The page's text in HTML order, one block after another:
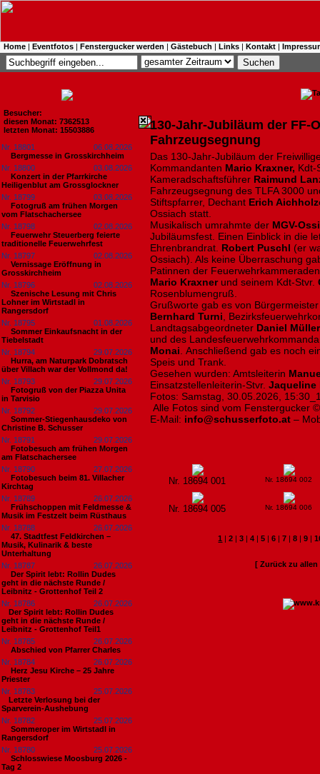
Home | Eventfotos | Fenstergucker werden | Gästebuch | Links | Kontakt |
Besucher:
diesen Monat: 7362513
letzten Monat: 15503886
Nr. 18801
06.08.2026
Bergmesse in Grosskirchheim
Nr. 18800
03.08.2026
Konzert in der Pfarrkirche
Heiligenblut am Grossglockner
Nr. 18799
03.08.2026
Fotogruß am frühen Morgen
vom Flatschachersee
Nr. 18798
02.08.2026
Feuerwehr Steuerberg feierte
traditionelle Feuerwehrfest
Nr. 18797
02.08.2026
Vernissage Eröffnung in
Grosskirchheim
Nr. 18796
02.08.2026
Szenische Lesung mit Chris
Lohner im Wirtstadl in
Rangersdorf
Nr. 18795
01.08.2026
Sommer Einkaufsnacht in der
Tiebelstadt
Nr. 18794
29.07.2026
Hurra, am Naturpark Dobratsch
über Villach war der Vollmond da!
Nr. 18793
29.07.2026
Fotogruß von der Piazza Unita
in Tarvisio
Nr. 18792
29.07.2026
Sommer-Stiegenhausdeko von
Christine B. Schusser
Nr. 18791
29.07.2026
Fotobesuch am frühen Morgen
am Flatschachersee
Nr. 18790
27.07.2026
Fotobesuch beim 81. Villacher
Kirchtag
Nr. 18789
26.07.2026
Frühschoppen mit Feldmesse &
Musik im Festzelt beim Rüsthaus
Nr. 18788
26.07.2026
47. Stadtfest Feldkirchen –
Musik, Kulinarik & beste
Unterhaltung
Nr. 18787
26.07.2026
Der Spirit lebt: Rollin Dudes
geht in die nächste Runde /
Leibnitz - Grottenhof Teil 2
Nr. 18786
26.07.2026
​Der Spirit lebt: Rollin Dudes
geht in die nächste Runde /
Leibnitz - Grottenhof Teil1
Nr. 18785
26.07.2026
Abschied von Pfarrer Charles
Nr. 18784
26.07.2026
Herz Jesu Kirche – 25 Jahre
Priester
Nr. 18783
25.07.2026
​Letzte Verlosung bei der
Sparverein-Aushebung
Nr. 18782
25.07.2026
Sommeroper im Wirtstadl in
Rangersdorf
Nr. 18780
25.07.2026
Schlosswiese Moosburg 2026 -
Tag 2
130-Jahr-Jubiläum der FF-
Fahrzeugsegnung
Das 130-Jahr-Jubiläum der
Kommandanten Mario Kraxner, Kdt-
Kameradschaftsführer Raimund
Fahrzeugsegnung des TLFA 3000
Stiftspfarrer, Dechant Erich
Ossiach statt.
Musikalisch umrahmte der MGV-
Jubiläumsfest. Einen Einblick in die
Ehrenbrandrat. Robert Puschl (er
Ossiach). Als keine Überraschung
Patinnen der
Mario Kraxnerund seinem Kdt-Stvr.
Rosenblumengruß.
Grußworte gab es von
Bernhard Turni ,
Landtagsabgeordneter Daniel
und des
Monai . Anschließend gab es noch
Speis und Trank.
Gesehen wurden: Amtsleiterin
Einsatzstellenleiterin-Stvr. Jaqueline
Fotos: Samstag, 30.05.2026,
Alle Fotos sind vom Fenstergucker
E-Mail: info@schusserfoto.at –
Nr. 18694 001 Nr. 18694 002
Nr. 18694 005 Nr. 18694 006
1 |2 |3 |4 |5 |6 |7 |8 |9 |
[ Zurück zu